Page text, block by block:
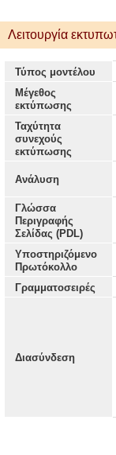
Λειτουργία
Τύπος μοντέλου
Μέγεθος
εκτύπωσης
Ταχύτητα
συνεχούς
εκτύπωσης
Ανάλυση
Γλώσσα
Περιγραφής
Σελίδας (PDL)
Υποστηριζόμενο
Πρωτόκολλο
Γραμματοσειρές
Διασύνδεση